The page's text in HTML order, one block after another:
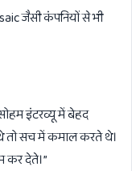
जैसी कंपनियों से भी
इंटरव्यू में बेहद
तो सच में कमाल करते थे।
कर देते।”